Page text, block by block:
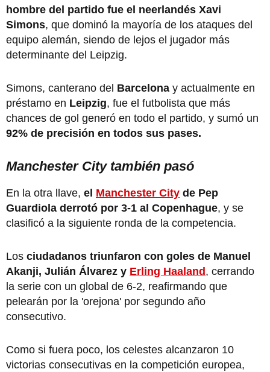
hombre del partido fue el neerlandés Xavi
Simons, que dominó la mayoría de los ataques del
equipo alemán, siendo de lejos el jugador más
determinante del Leipzig.
Simons, canterano del Barcelona y actualmente en
préstamo en Leipzig, fue el futbolista que más
chances de gol generó en todo el partido, y sumó un
92% de precisión en todos sus pases.
Manchester City también pasó
En la otra llave, el Manchester City de Pep
Guardiola derrotó por 3-1 al Copenhague, y se
clasificó a la siguiente ronda de la competencia.
Los ciudadanos triunfaron con goles de Manuel
Akanji, Julián Álvarez y Erling Haaland , cerrando
la serie con un global de 6-2, reafirmando que
pelearán por la 'orejona' por segundo año
consecutivo.
Como si fuera poco, los celestes alcanzaron 10
victorias consecutivas en la competición europea,